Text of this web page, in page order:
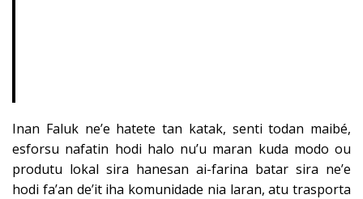
Inan Faluk ne’e hatete tan katak, senti todan maibé,
esforsu nafatin hodi halo nu’u maran kuda modo ou
produtu lokal sira hanesan ai-farina batar sira ne’e
hodi fa’an de’it iha komunidade nia laran, atu trasporta